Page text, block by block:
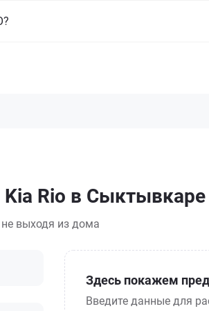
Rio в Сыктывкаре
выходя из дома
Здесь покажем
Введите данные для